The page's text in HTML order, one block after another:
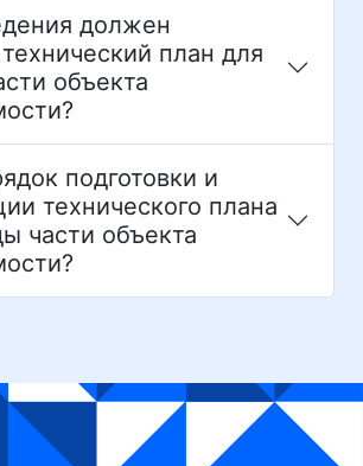
должен
план для
объекта
подготовки и
технического плана
части объекта